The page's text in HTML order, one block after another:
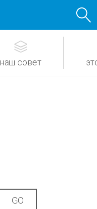
наш совет